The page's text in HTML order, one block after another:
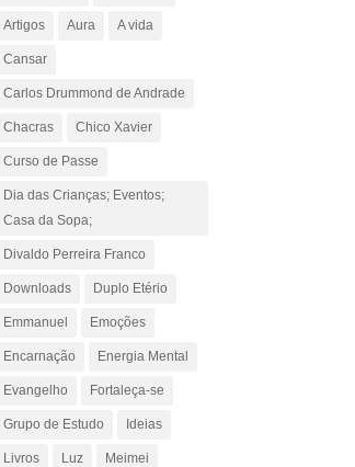
Artigos Aura A vida
Cansar
Carlos Drummond de Andrade
Chacras Chico Xavier
Curso de Passe
Dia das Crianças; Eventos;
Casa da Sopa;
Divaldo Perreira Franco
Downloads Duplo Etério
Emmanuel Emoções
Encarnação Energia Mental
Evangelho Fortaleça-se
Grupo de Estudo Ideias
Livros Luz Meimei